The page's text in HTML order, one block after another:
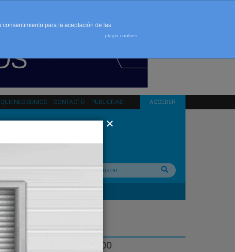
QUIENES SOMOS CONTACTO PUBLICIDAD ACCEDER
Buscar:
LO MÁS LEÍDO
para la aceptación de las
plugin cookies